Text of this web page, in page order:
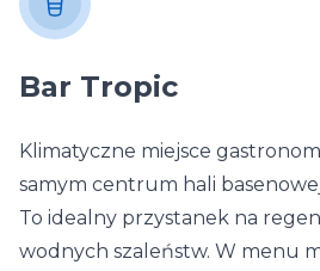
Bar Tropic
Klimatyczne miejsce
samym centrum hali
To idealny przystanek na
wodnych szaleństw. W menu